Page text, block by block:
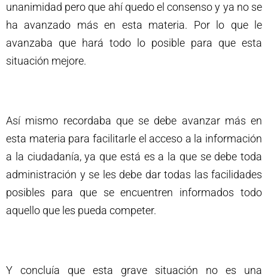
unanimidad pero que ahí quedo el consenso y ya no se
ha avanzado más en esta materia. Por lo que le
avanzaba que hará todo lo posible para que esta
situación mejore.
Así mismo recordaba que se debe avanzar más en
esta materia para facilitarle el acceso a la información
a la ciudadanía, ya que está es a la que se debe toda
administración y se les debe dar todas las facilidades
posibles para que se encuentren informados todo
aquello que les pueda competer.
Y concluía que esta grave situación no es una